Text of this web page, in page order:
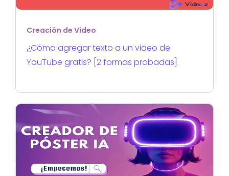
Creación de Vídeo
¿Cómo agregar texto a un video de
YouTube gratis? [2 formas probadas]